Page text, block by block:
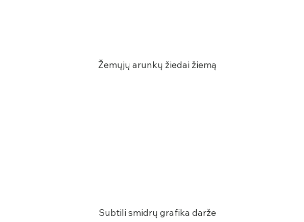
Žemųjų arunkų žiedai žiemą
Subtili smidrų grafika darže